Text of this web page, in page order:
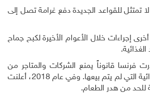
تمتثل للقواعد الجديدة دفع غرامة تصل إلى
إجراءات خلال الأعوام الأخيرة لكبح جماح
أصدرت فرنسا قانوناً يمنع الشركات والمتاجر من
التخلص من المواد الغذائية التي لم يتم بيعها. وفي عام 2018، أعلنت
للحد من هدر الطعام.